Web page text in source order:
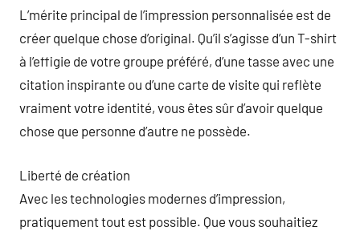
L’mérite principal de l’impression personnalisée est de
créer quelque chose d’original. Qu’il s’agisse d’un T-shirt
à l’effigie de votre groupe préféré, d’une tasse avec une
citation inspirante ou d’une carte de visite qui reflète
vraiment votre identité, vous êtes sûr d’avoir quelque
chose que personne d’autre ne possède.
Liberté de création
Avec les technologies modernes d’impression,
pratiquement tout est possible. Que vous souhaitiez